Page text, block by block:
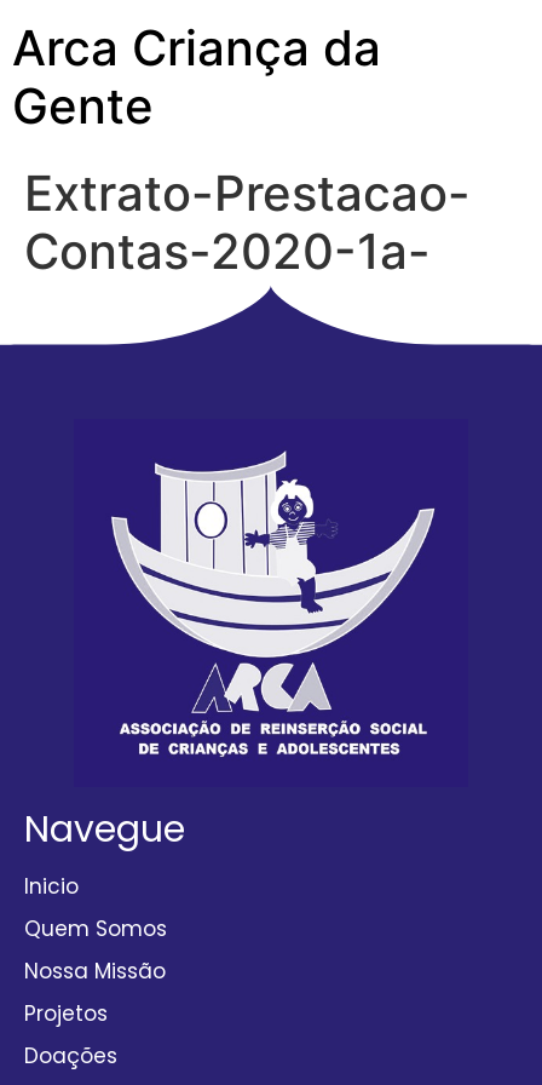
Arca Criança da
Gente
Extrato-Prestacao-
Contas-2020-1a-
Navegue
Inicio
Quem Somos
Nossa Missão
Projetos
Doações